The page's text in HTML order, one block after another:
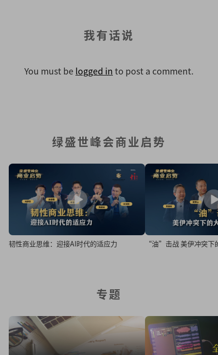
我有话说
You must be logged in to post a comment.
绿盛世峰会商业启势
韧性商业思维：迎接AI时代的适应力 “油”击战 美伊冲突下
专题